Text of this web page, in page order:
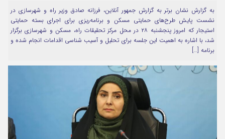
مرا به خاطر بسپار
Forget Password
به گزارش نشان برتر به گزارش جمهور آنلاین، فرزانه صادق وزیر راه و شهرسازی در
نشست پایش طرح‌های حمایتی مسکن و برنامه‌ریزی برای اجرای بسته حمایتی
استیجار که امروز پنجشنبه ۲۸ در محل مرکز تحقیقات راه، مسکن و شهرسازی برگزار
شد، با اشاره به اهمیت این جلسه برای تحلیل و آسیب شناسی اقدامات انجام شده و
برنامه […]